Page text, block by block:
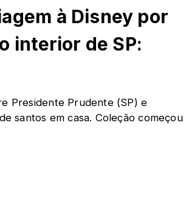
à Disney por
interior de SP:
Presidente Prudente (SP) e
santos em casa. Coleção começou